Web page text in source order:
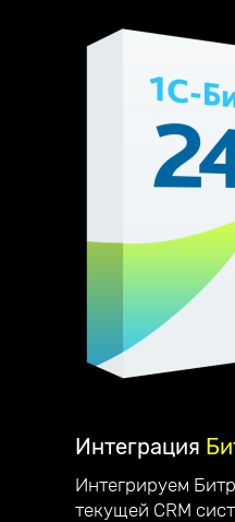
Интеграция
Интегрируем
текущей CRM